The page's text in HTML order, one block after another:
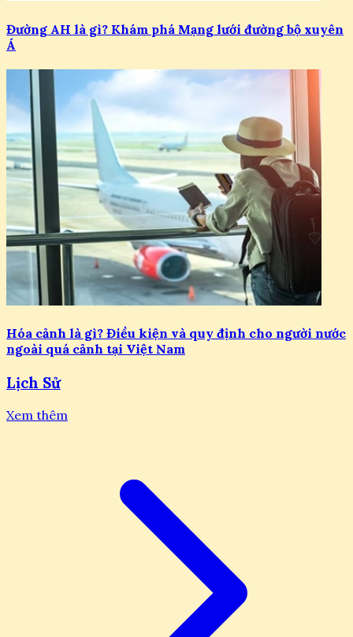
Đường AH là gì? Khám phá Mạng lưới đường bộ xuyên
Á
Hóa cảnh là gì? Điều kiện và quy định cho người nước
ngoài quá cảnh tại Việt Nam
Lịch Sử
Xem thêm